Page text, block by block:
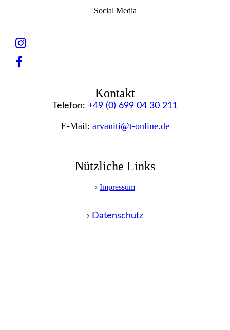
Social Media
Kontakt
Telefon: +49 (0) 699 04 30 211
E-Mail: arvaniti@t-online.de
Nützliche Links
› Impressum
› Datenschutz